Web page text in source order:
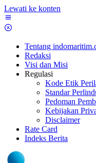
Lewati ke konten
Tentang
Redaksi
Visi dan Misi
Regulasi
Kode Etik
Standar
Pedoman
Kebijakan
Disclaimer
Rate Card
Indeks Berita